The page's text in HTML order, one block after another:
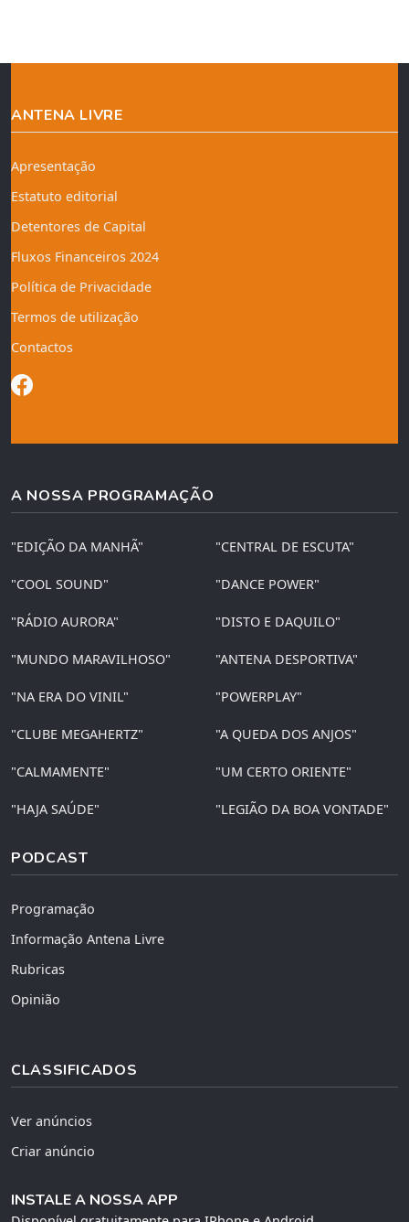
ANTENA LIVRE
Apresentação
Estatuto editorial
Detentores de Capital
Fluxos Financeiros 2024
Política de Privacidade
Termos de utilização
Contactos
A NOSSA PROGRAMAÇÃO
"EDIÇÃO DA MANHÃ" "CENTRAL DE ESCUTA"
"COOL SOUND" "DANCE POWER"
"RÁDIO AURORA" "DISTO E DAQUILO"
"MUNDO MARAVILHOSO" "ANTENA DESPORTIVA"
"NA ERA DO VINIL" "POWERPLAY"
"CLUBE MEGAHERTZ" "A QUEDA DOS ANJOS"
"CALMAMENTE" "UM CERTO ORIENTE"
"HAJA SAÚDE" "LEGIÃO DA BOA VONTADE"
PODCAST
Programação
Informação Antena Livre
Rubricas
Opinião
CLASSIFICADOS
Ver anúncios
Criar anúncio
INSTALE A NOSSA APP